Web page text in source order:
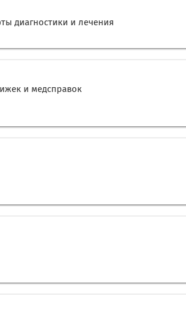
диагностики и лечения
и медсправок